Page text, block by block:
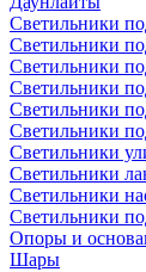
Светильники
Светильники
Светильники
Светильники
Светильники
Светильники
Светильники
Светильники
Светильники
Светильники
Опоры и
Шары